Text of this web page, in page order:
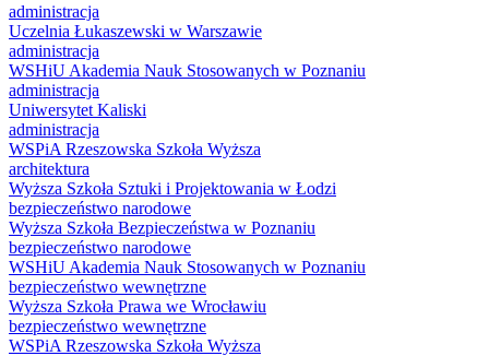
administracja
Uczelnia Łukaszewski w Warszawie
administracja
WSHiU Akademia Nauk Stosowanych w Poznaniu
administracja
Uniwersytet Kaliski
administracja
WSPiA Rzeszowska Szkoła Wyższa
architektura
Wyższa Szkoła Sztuki i Projektowania w Łodzi
bezpieczeństwo narodowe
Wyższa Szkoła Bezpieczeństwa w Poznaniu
bezpieczeństwo narodowe
WSHiU Akademia Nauk Stosowanych w Poznaniu
bezpieczeństwo wewnętrzne
Wyższa Szkoła Prawa we Wrocławiu
bezpieczeństwo wewnętrzne
WSPiA Rzeszowska Szkoła Wyższa